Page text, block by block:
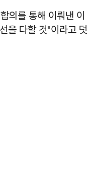
의를 통해 이뤄낸 이
을 다할 것"이라고 덧